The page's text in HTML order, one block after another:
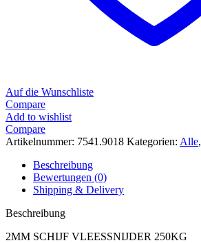
Auf die Wunschliste
Compare
Add to wishlist
Compare
Artikelnummer: 7541.9018 Kategorien: Alle,
Beschreibung
Bewertungen (0)
Shipping & Delivery
Beschreibung
2MM SCHIJF VLEESSNIJDER 250KG